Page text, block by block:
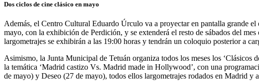
Dos ciclos de cine clásico en mayo
Además, el Centro Cultural Eduardo Úrculo va a proyectar en pantalla grande
mayo, con la exhibición de Perdición, y se extenderá el resto de sábados del
largometrajes se exhibirán a las 19:00 horas y tendrán un coloquio posterior a
Asimismo, la Junta Municipal de Tetuán organiza todos los meses los ‘Clásicos
la temática ‘Madrid castizo Vs. Madrid made in Hollywood’, con una
de mayo) y Deseo (27 de mayo), todos ellos largometrajes rodados en Madrid y